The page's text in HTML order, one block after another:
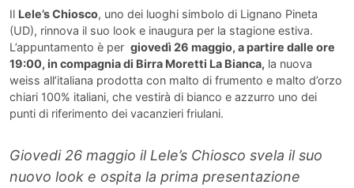
Il Lele’s Chiosco, uno dei luoghi simbolo di Lignano Pineta
(UD), rinnova il suo look e inaugura per la stagione estiva.
L’appuntamento è per giovedì 26 maggio, a partire dalle ore
19:00, in compagnia di Birra Moretti La Bianca, la nuova
weiss all’italiana prodotta con malto di frumento e malto d’orzo
chiari 100% italiani, che vestirà di bianco e azzurro uno dei
punti di riferimento dei vacanzieri friulani.
Giovedi 26 maggio il Lele’s Chiosco svela il suo
nuovo look e ospita la prima presentazione